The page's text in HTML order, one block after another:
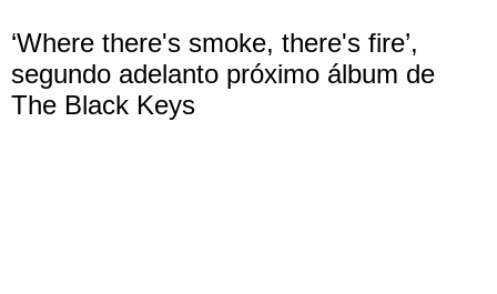
‘Where there's smoke, there's fire’,
segundo adelanto próximo álbum de
The Black Keys